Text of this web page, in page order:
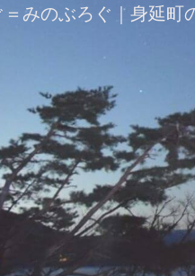
みのぶろぐ｜身延町